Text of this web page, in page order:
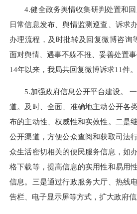
4.健全政务舆情收集研判处置和回
日常信息发布、舆情监测巡查、诉求
办理流程，及时批转及回复微博咨询
面对舆情、遇事不躲不推、妥善处置
14年以来，我局共回复微博诉求11件
5.加强政府信息公开平台建设。 一
道。及时、全面、准确地主动公开各
布的主动性、权威性和实效性。二是
公开渠道，方便公众查阅和获取司法
众生活密切相关的便民服务信息，如
格下载等，提高信息的实用性和易用
信息。三是通过行政服务大厅、热线
告栏、电子显示屏等方式，扩大政府